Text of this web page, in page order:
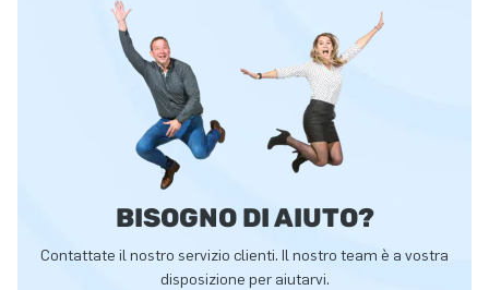
BISOGNO DI AIUTO?
Contattate il nostro servizio clienti. Il nostro team è a vostra
disposizione per aiutarvi.